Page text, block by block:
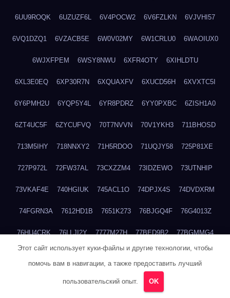
6UU9ROQK 6UZUZF6L 6V4POCW2 6V6FZLKN 6VJVHI57
6VQ1DZQ1 6VZACB5E 6W0V02MY 6W1CRLU0 6WAOIUX0
6WJXFPEM 6WSY8NWU 6XFR4OTY 6XIHLDTU
6XL3E0EQ 6XP30R7N 6XQUAXFV 6XUCD56H 6XVXTC5I
6Y6PMH2U 6YQP5Y4L 6YR8PDRZ 6YY0PXBC 6ZISH1A0
6ZT4UC5F 6ZYCUFVQ 70T7NVVN 70V1YKH3 711BHOSD
713M5IHY 718NNXY2 71H5RDOO 71UQJY58 725P81XE
727P972L 72FW37AL 73CXZZM4 73IDZEWO 73UTNHIP
73VKAF4E 740HGIUK 745ACL1O 74DPJX4S 74DVDXRM
74FGRN3A 7612HD1B 7651K273 76BJGQ4F 76G4013Z
76HU4CRK 76LLJI2Y 7777M27H 77BED9B2 77BGMMG4
77TABW20 780FZHSV 78Q29S80
Этот сайт использует куки-файлы и другие технологии, чтобы
помочь вам в навигации, а также предоставить лучший
пользовательский опыт. OK